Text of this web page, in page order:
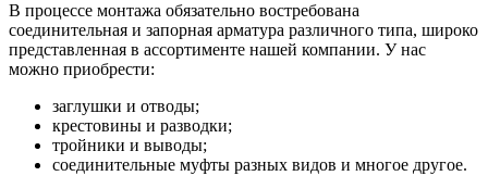
В процессе монтажа обязательно востребована
соединительная и запорная арматура различного типа, широко
представленная в ассортименте нашей компании. У нас
можно приобрести:
заглушки и отводы;
крестовины и разводки;
тройники и выводы;
соединительные муфты разных видов и многое другое.